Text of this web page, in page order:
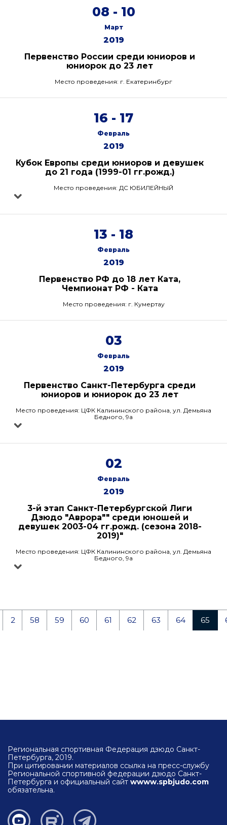
08 - 10
Март
2019
Первенство России среди юниоров и
юниорок до 23 лет
Место проведения: г. Екатеринбург
16 - 17
Февраль
2019
Кубок Европы среди юниоров и девушек
до 21 года (1999-01 гг.рожд.)
Место проведения: ДС ЮБИЛЕЙНЫЙ
13 - 18
Февраль
2019
Первенство РФ до 18 лет Ката,
Чемпионат РФ - Ката
Место проведения: г. Кумертау
03
Февраль
2019
Первенство Санкт-Петербурга среди
юниоров и юниорок до 23 лет
Место проведения: ЦФК Калининского района, ул. Демьяна
Бедного, 9а
02
Февраль
2019
3-й этап Санкт-Петербургской Лиги
Дзюдо "Аврора"" среди юношей и
девушек 2003-04 гг.рожд. (сезона 2018-
2019)"
Место проведения: ЦФК Калининского района, ул. Демьяна
Бедного, 9а
2 58 59 60 61 62 63 64 65
Региональная спортивная Федерация дзюдо Санкт-
Петербурга, 2019.
При цитировании материалов ссылка на пресс-службу
Региональной спортивной федерации дзюдо Санкт-
Петербурга и официальный сайт wwww.spbjudo.com
обязательна.